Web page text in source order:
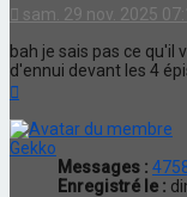
sam. 29 nov. 2025
bah je sais pas ce qu'il
d'ennui devant les 4
Gekko
Messages :
Enregistré le :